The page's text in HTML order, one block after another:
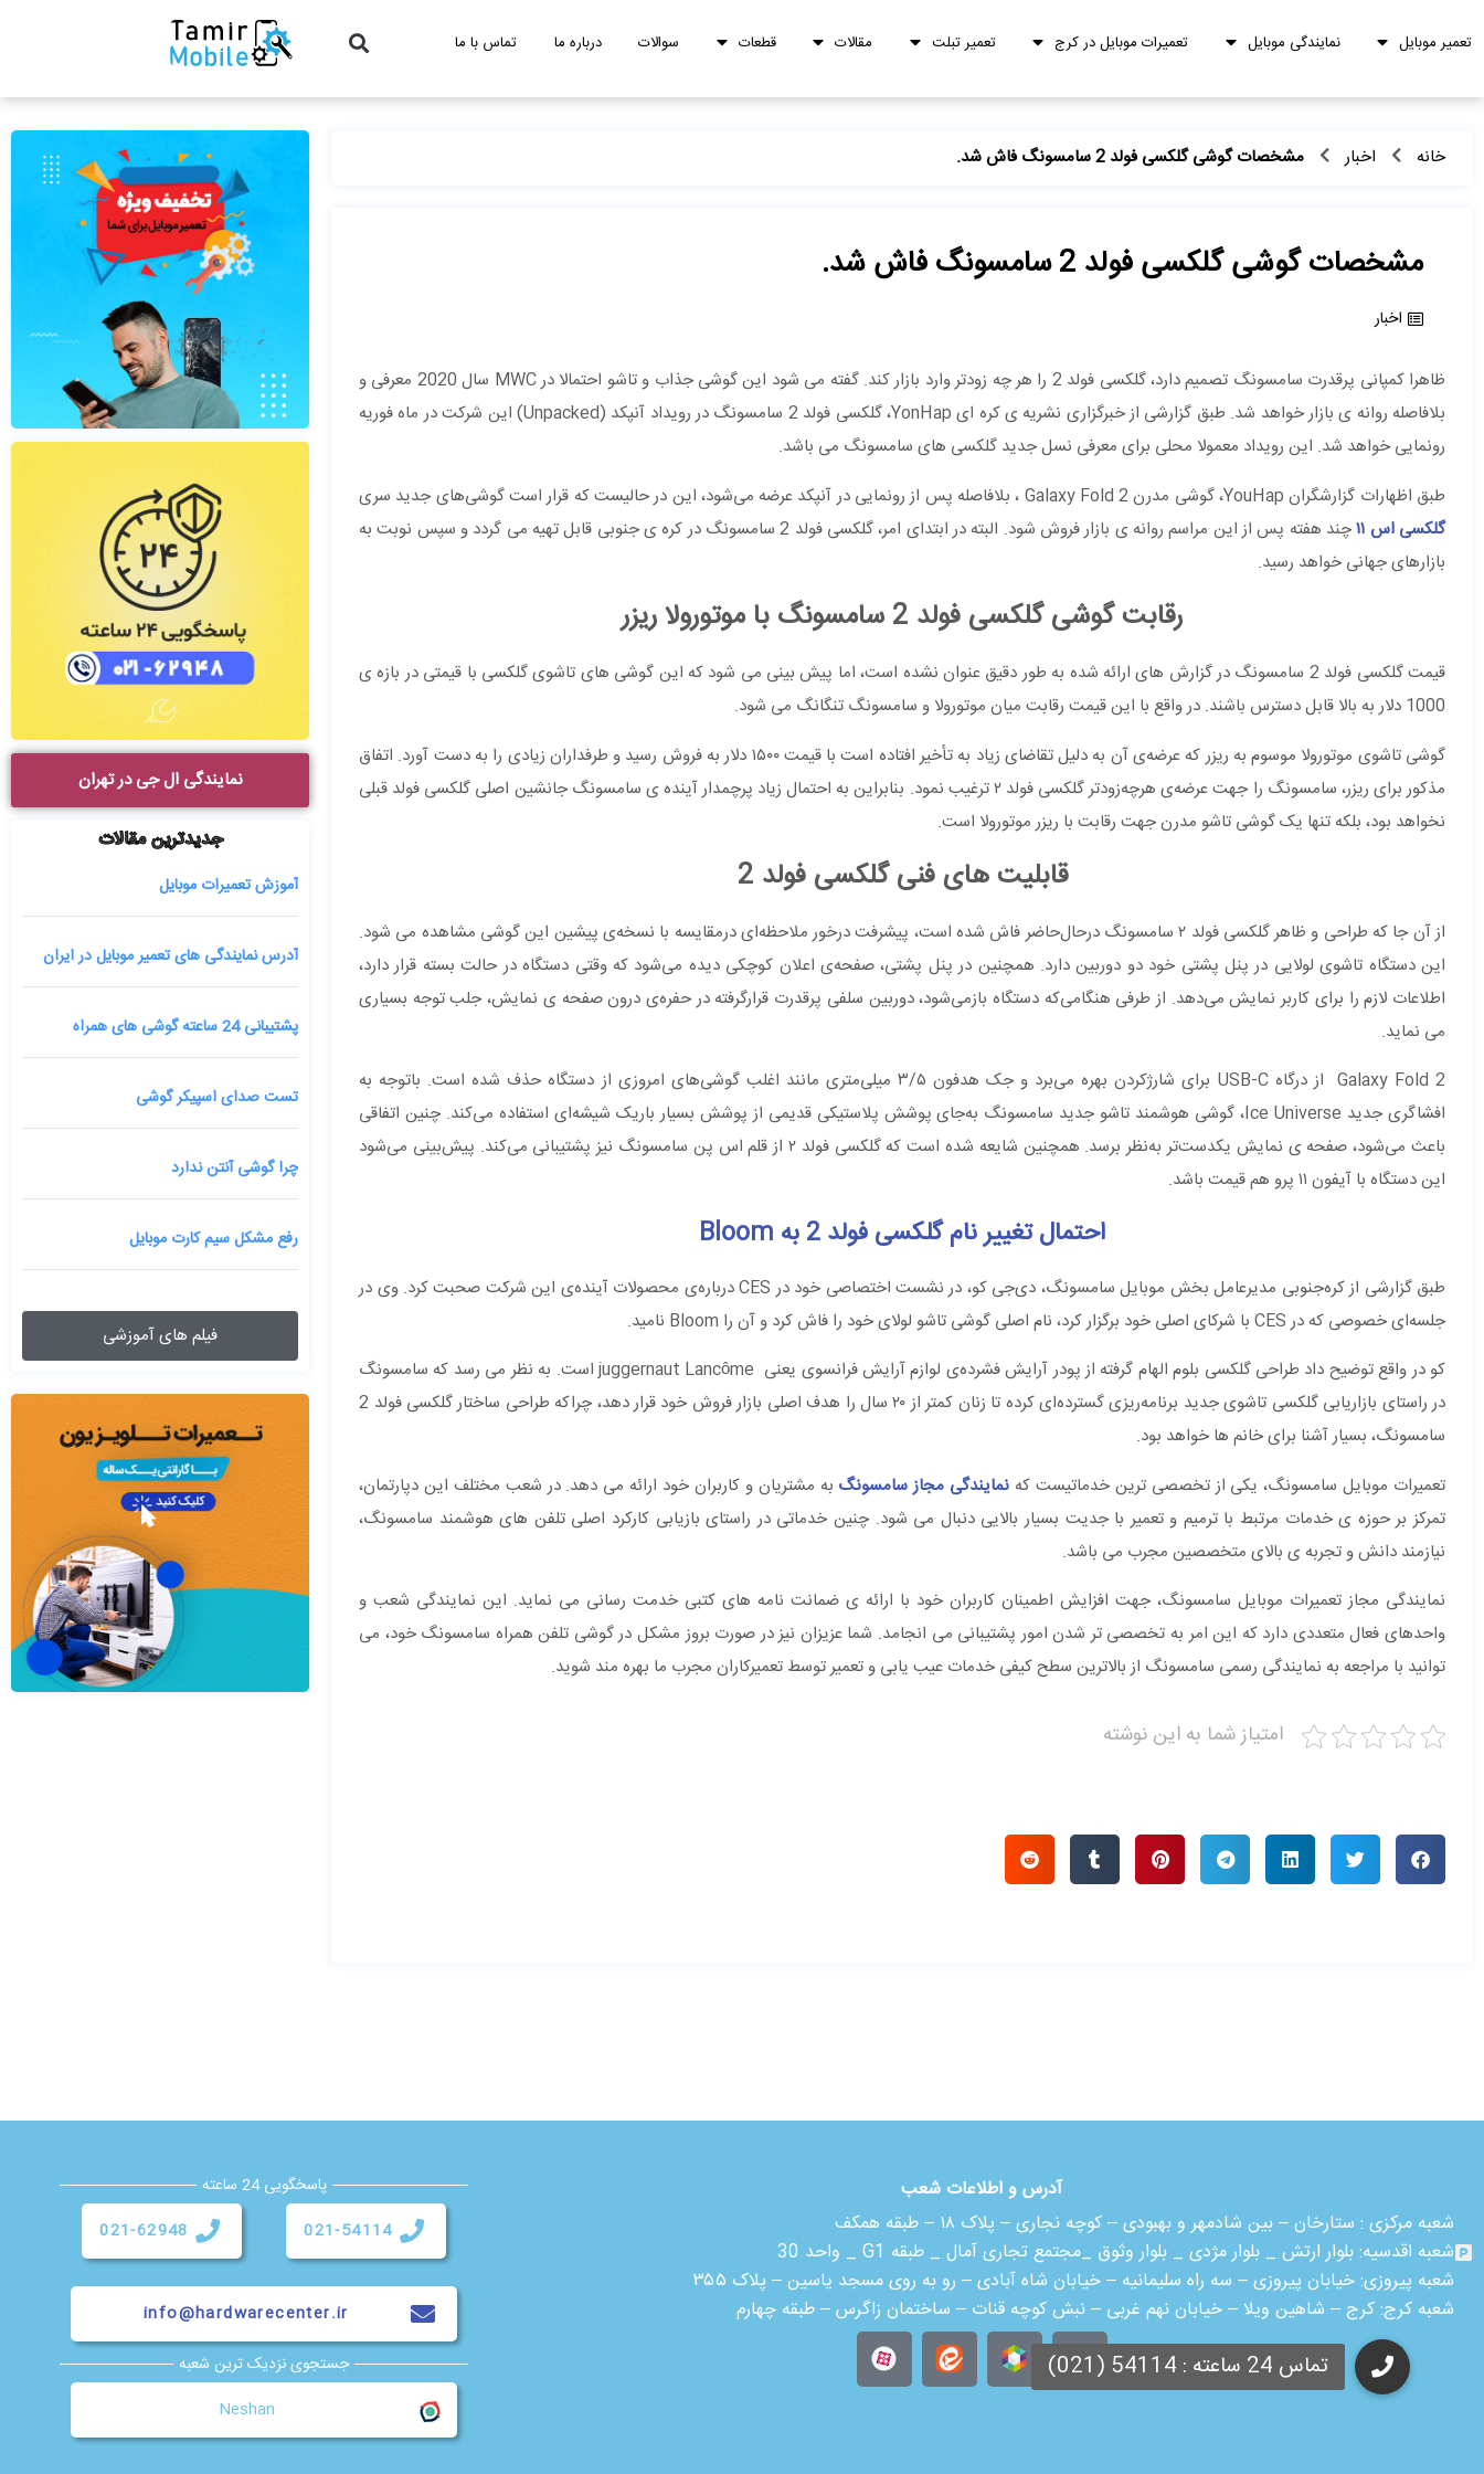
تعمیر موبایل نمایندگی موبایل تعمیرات موبایل در کرج تعمیر تبلت مقالات قطعات سوالات درباره ما تماس با ما
خانه اخبار مشخصات گوشی گلکسی فولد 2 سامسونگ فاش شد.
مشخصات گوشی گلکسی فولد 2 سامسونگ فاش شد.
اخبار
ظاهرا کمپانی پرقدرت سامسونگ تصمیم دارد، گلکسی فولد 2 را هر چه زودتر وارد بازار کند. گفته می شود این گوشی جذاب و تاشو احتمالا در MWC سال 2020 معرفی و
بلافاصله روانه ی بازار خواهد شد. طبق گزارشی از خبرگزاری نشریه ی کره ای YonHap، گلکسی فولد 2 سامسونگ در رویداد آنپکد (Unpacked) این شرکت در ماه فوریه
رونمایی خواهد شد. این رویداد معمولا محلی برای معرفی نسل جدید گلکسی های سامسونگ می باشد.
طبق اظهارات گزارشگران YouHap، گوشی مدرن Galaxy Fold 2 ، بلافاصله پس از رونمایی در آنپکد عرضه می‌شود، این در حالیست که قرار است گوشی‌های جدید سری
گلکسی اس ۱۱
چند هفته پس از این مراسم روانه ی بازار فروش شود. البته در ابتدای امر، گلکسی فولد 2 سامسونگ در کره ی جنوبی قابل تهیه می گردد و سپس نوبت به
بازارهای جهانی خواهد رسید.
رقابت گوشی گلکسی فولد 2 سامسونگ با موتورولا ریزر
قیمت گلکسی فولد 2 سامسونگ در گزارش های ارائه شده به طور دقیق عنوان نشده است، اما پیش بینی می شود که این گوشی های تاشوی گلکسی با قیمتی در بازه ی
1000 دلار به بالا قابل دسترس باشند. در واقع با این قیمت رقابت میان موتورولا و سامسونگ تنگانگ می شود.
گوشی تاشوی موتورولا موسوم به ریزر که عرضه‌ی آن به دلیل تقاضای زیاد به تأخیر افتاده است با قیمت ۱۵۰۰ دلار به فروش رسید و طرفداران زیادی را به دست آورد. اتفاق
مذکور برای ریزر، سامسونگ را جهت عرضه‌ی هرچه‌زودتر گلکسی فولد ۲ ترغیب نمود. بنابراین به احتمال زیاد پرچمدار آینده ی سامسونگ جانشین اصلی گلکسی فولد قبلی
نخواهد بود، بلکه تنها یک گوشی تاشو مدرن جهت رقابت با ریزر موتورولا است.
قابلیت های فنی گلکسی فولد 2
از آن جا که طراحی و ظاهر گلکسی فولد ۲ سامسونگ در‌حال‌حاضر فاش شده است، پیشرفت درخور ملاحظه‌ای درمقایسه ‌با نسخه‌ی پیشین این گوشی مشاهده می شود.
این دستگاه تاشوی لولایی در پنل پشتی خود دو دوربین دارد. همچنین در پنل پشتی، صفحه‌ی اعلان کوچکی دیده می‌شود که وقتی دستگاه در حالت بسته قرار دارد،
اطلاعات لازم را برای کاربر نمایش می‌دهد. از طرفی هنگامی‌که دستگاه بازمی‌شود، دوربین سلفی پرقدرت قرارگرفته در حفره‌ی درون صفحه ی ‌نمایش، جلب توجه بسیاری
می نماید.
Galaxy Fold 2 از درگاه USB-C برای شارژکردن بهره می‌برد و جک هدفون ۳/۵ میلی‌متری مانند اغلب گوشی‌های امروزی از دستگاه حذف شده است. باتوجه ‌به
افشاگری جدید Ice Universe، گوشی هوشمند تاشو جدید سامسونگ به‌جای پوشش پلاستیکی قدیمی از پوشش بسیار باریک شیشه‌ای استفاده می‌کند. چنین اتفاقی
باعث می‌شود، صفحه ی ‌نمایش یکدست‌تر به‌نظر برسد. همچنین شایعه شده است که گلکسی فولد ۲ از قلم اس پن سامسونگ نیز پشتیبانی می‌کند. پیش‌بینی می‌شود
این دستگاه با آیفون ۱۱ پرو هم ‌قیمت باشد.
احتمال تغییر نام گلکسی فولد 2 به Bloom
طبق گزارشی از کره‌‌جنوبی مدیرعامل بخش موبایل سامسونگ، دی‌جی کو، در نشست اختصاصی خود در CES درباره‌ی محصولات آینده‌ی این شرکت صحبت کرد. وی در
جلسه‌ای خصوصی که در CES با شرکای اصلی خود برگزار کرد، نام اصلی گوشی تاشو لولای خود را فاش کرد و آن را Bloom نامید.
کو در واقع توضیح داد طراحی گلکسی بلوم الهام گرفته از پودر آرایش فشرده‌ی لوازم‌ آرایش فرانسوی یعنی juggernaut Lancôme است. به نظر می رسد که سامسونگ
در راستای بازاریابی گلکسی تاشوی جدید برنامه‌ریزی گسترده‌ای کرده تا زنان کمتر از ۲۰ سال را هدف اصلی بازار فروش خود قرار دهد، چراکه طراحی ساختار گلکسی فولد 2
سامسونگ، بسیار آشنا برای خانم ها خواهد بود.
تعمیرات موبایل سامسونگ، یکی از تخصصی ترین خدماتیست که نمایندگی مجاز سامسونگ به مشتریان و کاربران خود ارائه می دهد. در شعب مختلف این دپارتمان،
تمرکز بر حوزه ی خدمات مرتبط با ترمیم و تعمیر با جدیت بسیار بالایی دنبال می شود. چنین خدماتی در راستای بازیابی کارکرد اصلی تلفن های هوشمند سامسونگ،
نیازمند دانش و تجربه ی بالای متخصصین مجرب می باشد.
نمایندگی مجاز تعمیرات موبایل سامسونگ، جهت افزایش اطمینان کاربران خود با ارائه ی ضمانت نامه های کتبی خدمت رسانی می نماید. این نمایندگی شعب و
واحدهای فعال متعددی دارد که این امر به تخصصی تر شدن امور پشتیبانی می انجامد. شما عزیزان نیز در صورت بروز مشکل در گوشی تلفن همراه سامسونگ خود، می
توانید با مراجعه به نمایندگی رسمی سامسونگ از بالاترین سطح کیفی خدمات عیب یابی و تعمیر توسط تعمیرکاران مجرب ما بهره مند شوید.
امتیاز شما به این نوشته
نمایندگی ال جی در تهران
جدیدترین مقالات
آموزش تعمیرات موبایل
آدرس نمایندگی های تعمیر موبایل در ایران
پشتیبانی 24 ساعته گوشی های همراه
تست صدای اسپیکر گوشی
چرا گوشی آنتن ندارد
رفع مشکل سیم کارت موبایل
فیلم های آموزشی
آدرس و اطلاعات شعب
شعبه مرکزی : ستارخان – بین شادمهر و بهبودی – کوچه نجاری – پلاک ۱۸ – طبقه همکف
شعبه اقدسیه:بلوار ارتش _ بلوار مژدی _ بلوار وثوق _مجتمع تجاری آمال _ طبقه G1 _ واحد 30
شعبه پیروزی: خیابان پیروزی – سه راه سلیمانیه – خیابان شاه آبادی – رو به روی مسجد یاسین – پلاک ۳۵۵
شعبه کرج:کرج – شاهین ویلا – خیابان نهم غربی – نبش کوچه قنات – ساختمان زاگرس – طبقه چهارم
پاسخگویی 24 ساعته
021-54114
021-62948
info@hardwarecenter.ir
جستجوی نزدیک ترین شعبه
Neshan